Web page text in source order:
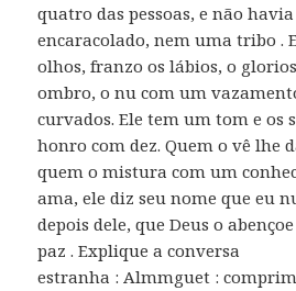
quatro das pessoas, e não
encaracolado, nem uma tribo .
olhos, franzo os lábios, o
ombro, o nu com um
curvados. Ele tem um tom e os
honro com dez. Quem o vê lhe
quem o mistura com um
ama, ele diz seu nome que eu
depois dele, que Deus o
paz . Explique a conversa
estranha : Almmguet :